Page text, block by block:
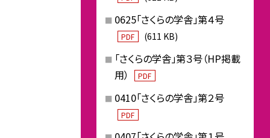
0625「さくらの学舎」第４号
PDF (611 KB)
「さくらの学舎」第３号（HP掲載
用）
PDF
0410「さくらの学舎」第２号
PDF